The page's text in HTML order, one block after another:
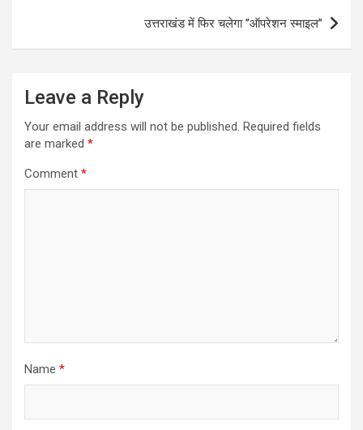
उत्तराखंड में फिर चलेगा ’’ऑपरेशन स्माइल’’
Leave a Reply
Your email address will not be published. Required fields
are marked *
Comment *
Name *